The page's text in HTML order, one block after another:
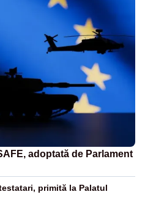
adoptată de Parlament
primită la Palatul